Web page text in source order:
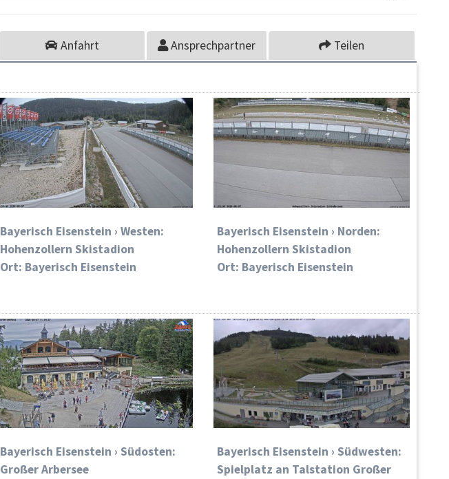
Anfahrt Ansprechpartner Teilen
Bayerisch Eisenstein › Westen:
Hohenzollern Skistadion
Ort: Bayerisch Eisenstein
Bayerisch Eisenstein › Norden:
Hohenzollern Skistadion
Ort: Bayerisch Eisenstein
Bayerisch Eisenstein › Südosten:
Großer Arbersee
Bayerisch Eisenstein › Südwesten:
Spielplatz an Talstation Großer